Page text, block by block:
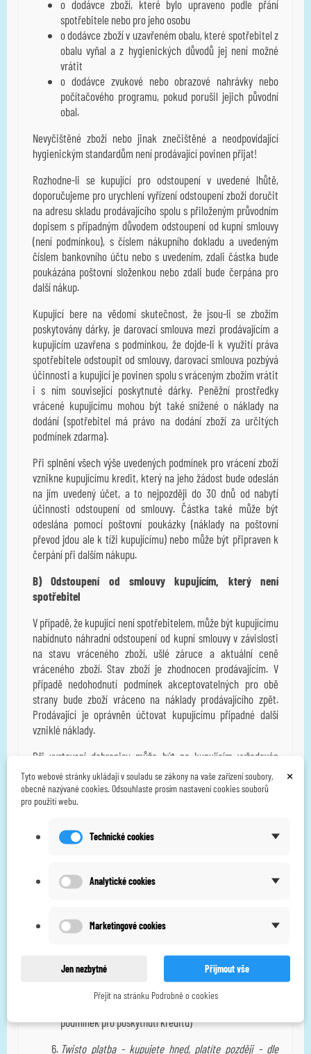
o dodávce zboží, které bylo upraveno podle přání
spotřebitele nebo pro jeho osobu
o dodávce zboží v uzavřeném obalu, které spotřebitel z
obalu vyňal a z hygienických důvodů jej není možné
vrátit
o dodávce zvukové nebo obrazové nahrávky nebo
počítačového programu, pokud porušil jejich původní
obal.
Nevyčištěné zboží nebo jinak znečištěné a neodpovídající
hygienickým standardům není prodávající povinen přijat!
Rozhodne-li se kupující pro odstoupení v uvedené lhůtě,
doporučujeme pro urychlení vyřízení odstoupení zboží doručit
na adresu skladu prodávajícího spolu s přiloženým průvodním
dopisem s případným důvodem odstoupení od kupní smlouvy
(není podmínkou), s číslem nákupního dokladu a uvedeným
číslem bankovního účtu nebo s uvedením, zdali částka bude
poukázána poštovní složenkou nebo zdali bude čerpána pro
další nákup.
Kupující bere na vědomí skutečnost, že jsou-li se zbožím
poskytovány dárky, je darovací smlouva mezi prodávajícím a
kupujícím uzavřena s podmínkou, že dojde-li k využití práva
spotřebitele odstoupit od smlouvy, darovací smlouva pozbývá
účinnosti a kupující je povinen spolu s vráceným zbožím vrátit
i s ním související poskytnuté dárky. Peněžní prostředky
vrácené kupujícímu mohou být také snížené o náklady na
dodání (spotřebitel má právo na dodání zboží za určitých
podmínek zdarma).
Při splnění všech výše uvedených podmínek pro vrácení zboží
vznikne kupujícímu kredit, který na jeho žádost bude odeslán
na jím uvedený účet, a to nejpozději do 30 dnů od nabytí
účinnosti odstoupení od smlouvy. Částka také může být
odeslána pomocí poštovní poukázky (náklady na poštovní
převod jdou ale k tíži kupujícímu) nebo může být připraven k
čerpání při dalším nákupu.
B) Odstoupení od smlouvy kupujícím, který není
spotřebitel
V případě, že kupující není spotřebitelem, může být kupujícímu
nabídnuto náhradní odstoupení od kupní smlouvy v závislosti
na stavu vráceného zboží, ušlé záruce a aktuální ceně
vráceného zboží. Stav zboží je zhodnocen prodávajícím. V
případě nedohodnutí podmínek akceptovatelných pro obě
strany bude zboží vráceno na náklady prodávajícího zpět.
Prodávající je oprávněn účtovat kupujícímu případné další
vzniklé náklady.
Při vystavení dobropisu může být po kupujícím vyžadován
občanský průkaz za účelem ochrany vlastnických práv
kupujícího. Předložením OP kupující souhlasí se zpracováním
osobních údajů dle bodu II. (osobních údajů ve smyslu § 4 písm.
VI. Platební podmínky
platba předem prostřednictvím online systému ThePay
na dobírku při doručení zboží (hotovost přebírá od
podmínek pro poskytnutí kreditu)
Twisto platba - kupujete hned, platíte později - dle
×
Tyto webové stránky ukládají v souladu se zákony na vaše zařízení soubory,
obecně nazývané cookies. Odsouhlaste prosím nastavení cookies souborů
pro použití webu.
Technické cookies
Analytické cookies
Marketingové cookies
Jen nezbytné Přijmout vše
Přejít na stránku Podrobně o cookies